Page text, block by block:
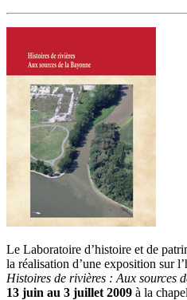
Le Laboratoire d’histoire et de
la réalisation d’une exposition sur
Histoires de rivières : Aux sources
13 juin au 3 juillet 2009 à la